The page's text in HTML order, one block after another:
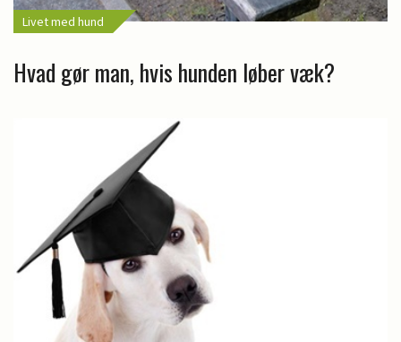
Livet med hund
Hvad gør man, hvis hunden løber væk?